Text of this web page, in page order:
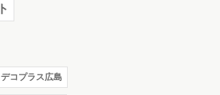
デコプラス広島